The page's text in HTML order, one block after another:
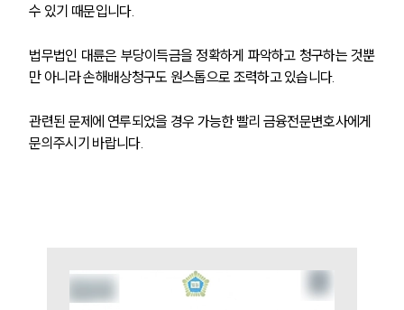
금융·자본시장그룹 업무
수 있기 때문입니다.
법무법인 대륜은 부당이득금을 정확하게 파악하고 청구하는 것뿐
만 아니라 손해배상청구도 원스톱으로 조력하고 있습니다.
관련된 문제에 연루되었을 경우 가능한 빨리 금융전문변호사에게
문의주시기 바랍니다.